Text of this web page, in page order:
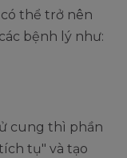
thể trở nên
bệnh lý như:
cung thì phần
tụ" và tạo